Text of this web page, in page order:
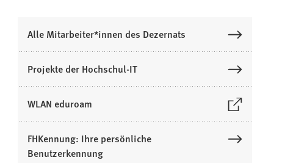
Alle Mitarbeiter*innen des Dezernats
Projekte der Hochschul-IT
WLAN eduroam
Ö
FHKennung: Ihre persönliche
Benutzerkennung